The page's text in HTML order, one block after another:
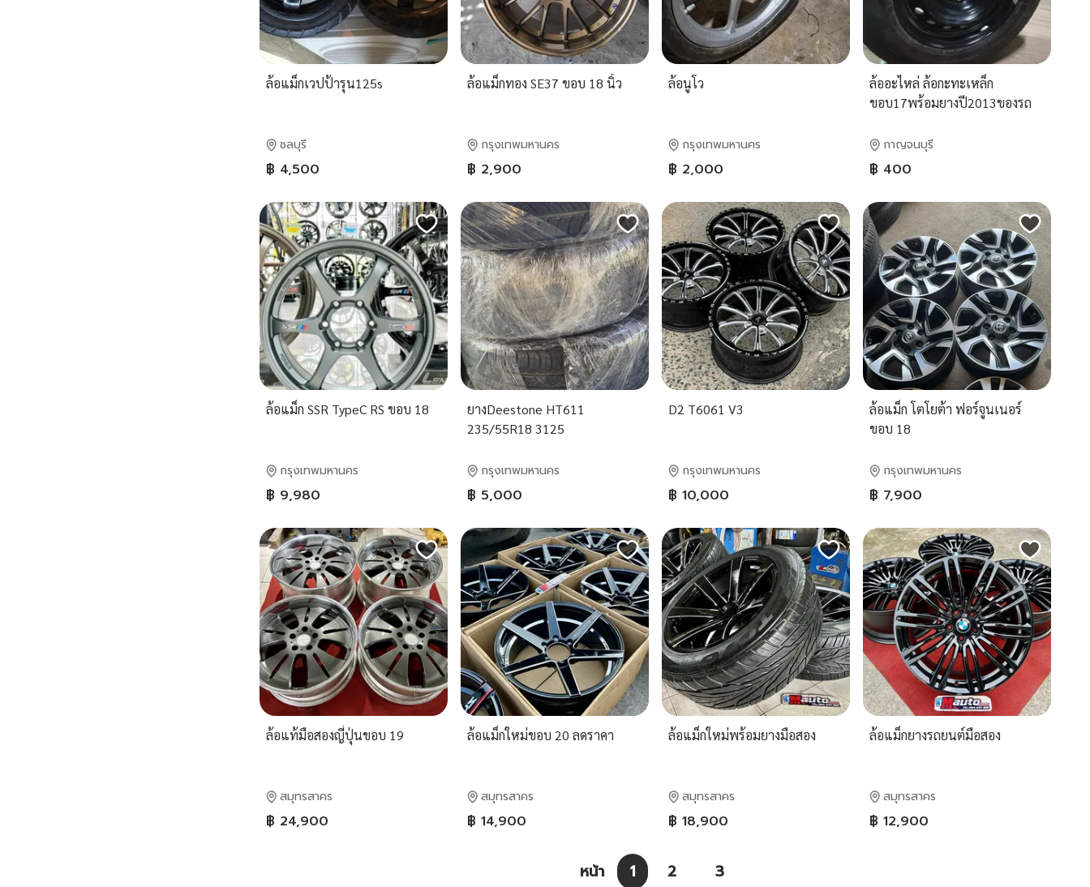
ล้อแม็กเวปป้ารุน125s
ชลบุรี
฿ 4,500
ล้อแม็กทอง SE37 ขอบ 18 นิ้ว
กรุงเทพมหานคร
฿ 2,900
ล้อนูโว
กรุงเทพมหานคร
฿ 2,000
ล้ออะไหล่ ล้อกะทะเหล็ก
ขอบ17พร้อมยางปี2013ของรถ
กาญจนบุรี
฿ 400
ล้อแม็ก SSR TypeC RS ขอบ 18
กรุงเทพมหานคร
฿ 9,980
ยางDeestone HT611
235/55R18 3125
กรุงเทพมหานคร
฿ 5,000
D2 T6061 V3
กรุงเทพมหานคร
฿ 10,000
ล้อแม็ก โตโยต้า ฟอร์จูนเนอร์
ขอบ 18
กรุงเทพมหานคร
฿ 7,900
ล้อแท้มือสองญี่ปุ่นขอบ 19
สมุทรสาคร
฿ 24,900
ล้อแม็กใหม่ขอบ 20 ลดราคา
สมุทรสาคร
฿ 14,900
ล้อแม็กใหม่พร้อมยางมือสอง
สมุทรสาคร
฿ 18,900
ล้อแม็กยางรถยนต์มือสอง
สมุทรสาคร
฿ 12,900
หน้า 1 2 3